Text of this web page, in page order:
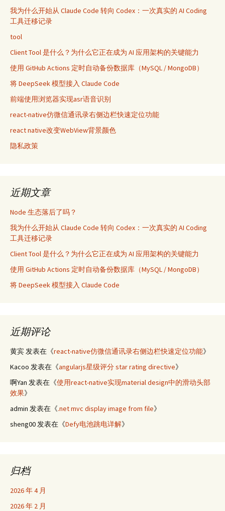
我为什么开始从 Claude Code 转向 Codex：一次真实的 AI Coding
工具迁移记录
tool
Client Tool 是什么？为什么它正在成为 AI 应用架构的关键能力
使用 GitHub Actions 定时自动备份数据库（MySQL / MongoDB）
将 DeepSeek 模型接入 Claude Code
前端使用浏览器实现asr语音识别
react-native仿微信通讯录右侧边栏快速定位功能
react native改变WebView背景颜色
隐私政策
近期文章
Node 生态落后了吗？
我为什么开始从 Claude Code 转向 Codex：一次真实的 AI Coding
工具迁移记录
Client Tool 是什么？为什么它正在成为 AI 应用架构的关键能力
使用 GitHub Actions 定时自动备份数据库（MySQL / MongoDB）
将 DeepSeek 模型接入 Claude Code
近期评论
黄宾发表在《react-native仿微信通讯录右侧边栏快速定位功能》
Kacoo 发表在《angularjs星级评分 star rating directive》
啊Yan 发表在《使用react-native实现material design中的滑动头部
效果》
admin 发表在《.net mvc display image from file》
sheng00发表在《Defy电池跳电详解》
归档
2026 年 4 月
2026 年 2 月